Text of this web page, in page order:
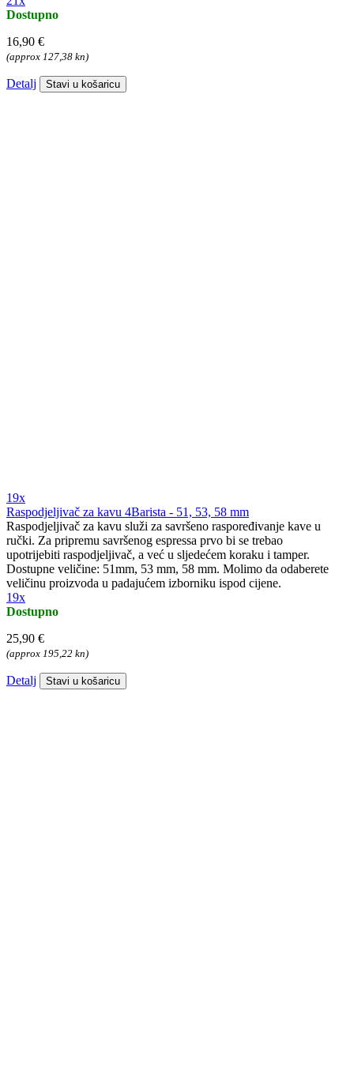
Dostupno
16,90 €
(approx 127,38 kn)
Detalj Stavi u košaricu
19x
Raspodjeljivač za kavu 4Barista - 51, 53, 58 mm
Raspodjeljivač za kavu služi za savršeno raspoređivanje kave u
ručki. Za pripremu savršenog espressa prvo bi se trebao
upotrijebiti raspodjeljivač, a već u sljedećem koraku i tamper.
Dostupne veličine: 51mm, 53 mm, 58 mm. Molimo da odaberete
veličinu proizvoda u padajućem izborniku ispod cijene.
19x
Dostupno
25,90 €
(approx 195,22 kn)
Detalj Stavi u košaricu